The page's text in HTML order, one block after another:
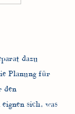
dazu
Planung für
den
sich, was